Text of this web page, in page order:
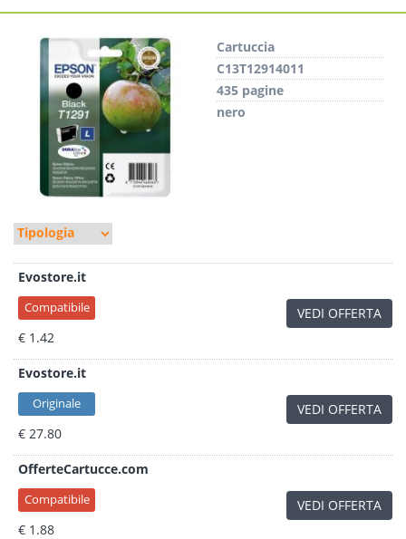
Cartuccia
C13T12914011
435 pagine
nero
Evostore.it
Compatibile
€ 1.42
VEDI OFFERTA
Evostore.it
Originale
€ 27.80
VEDI OFFERTA
OfferteCartucce.com
Compatibile
€ 1.88
VEDI OFFERTA